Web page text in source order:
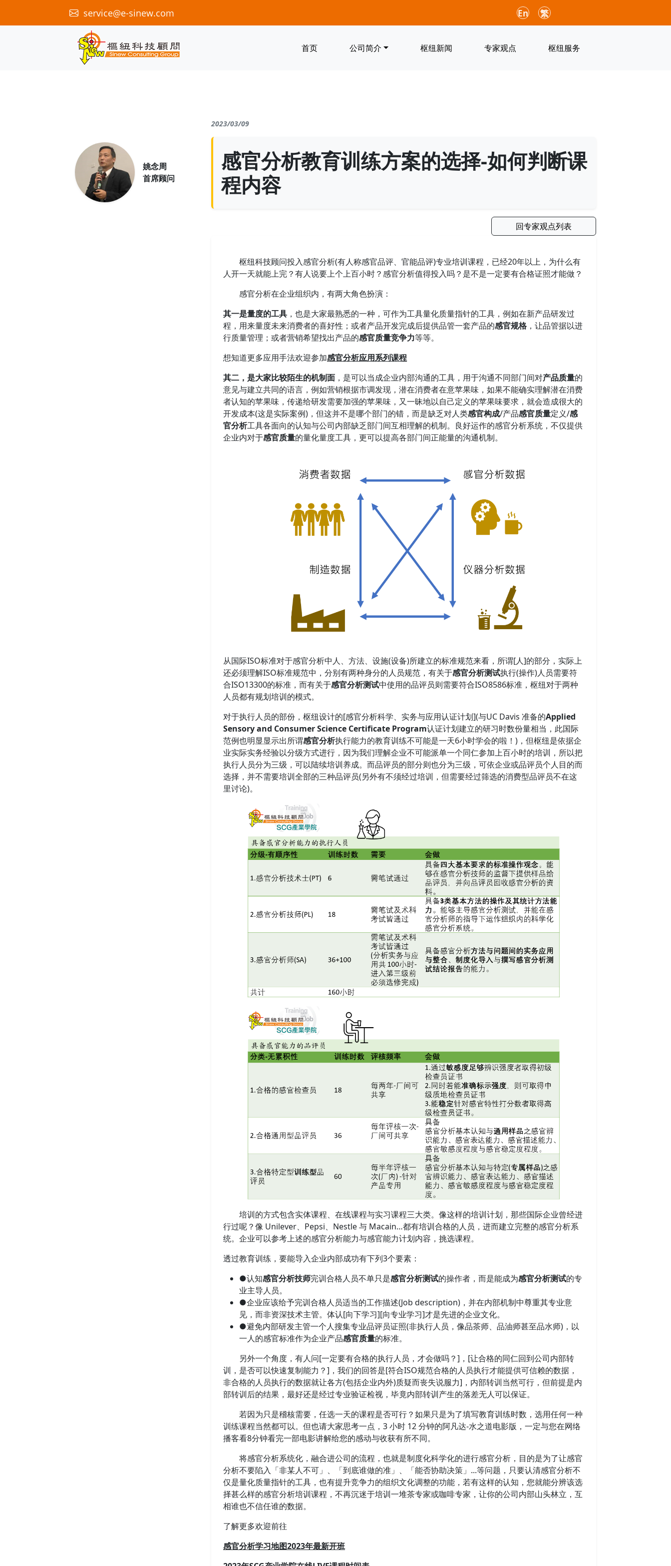
service@e-sinew.com En 繁
首页 公司简介 枢纽新闻 专家观点 枢纽服务
姚念周
首席顾问
2023/03/09
感官分析教育训练方案的选择-如何判断课
程内容
回专家观点列表
枢纽科技顾问投入感官分析(有人称感官品评、官能品评)专业培训课程，已经20年以上，为什么有
人开一天就能上完？有人说要上个上百小时？感官分析值得投入吗？是不是一定要有合格证照才能做？
感官分析在企业组织内，有两大角色扮演：
其一是量度的工具 ，也是大家最熟悉的一种，可作为工具量化质量指针的工具，例如在新产品研发过
程，用来量度未来消费者的喜好性；或者产品开发完成后提供品管一套产品的感官规格 ，让品管据以进
行质量管理；或者营销希望找出产品的感官质量竞争力等等。
想知道更多应用手法欢迎参加感官分析应用系列课程
其二，是大家比较陌生的机制面 ，是可以当成企业内部沟通的工具，用于沟通不同部门间对产品质量的
意见与建立共同的语言，例如营销根据市调发现，潜在消费者在意苹果味，如果不能确实理解潜在消费
者认知的苹果味，传递给研发需要加强的苹果味，又一昧地以自己定义的苹果味要求，就会造成很大的
开发成本(这是实际案例)，但这并不是哪个部门的错，而是缺乏对人类感官构成/产品感官质量定义/感
官分析工具各面向的认知与公司内部缺乏部门间互相理解的机制。良好运作的感官分析系统，不仅提供
企业内对于感官质量的量化量度工具，更可以提高各部门间正能量的沟通机制。
从国际ISO标准对于感官分析中人、方法、设施(设备)所建立的标准规范来看，所谓[人]的部分，实际上
还必须理解ISO标准规范中，分别有两种身分的人员规范，有关于感官分析测试执行(操作)人员需要符
合ISO13300的标准，而有关于感官分析测试中使用的品评员则需要符合ISO8586标准，枢纽对于两种
人员都有规划培训的模式。
对于执行人员的部份，枢纽设计的[感官分析科学、实务与应用认证计划](与UC Davis 准备的Applied
Sensory and Consumer Science Certificate Program认证计划建立的研习时数份量相当，此国际
范例也明显显示出所谓感官分析执行能力的教育训练不可能是一天6小时学会的啦！)，但枢纽是依据企
业实际实务经验以分级方式进行，因为我们理解企业不可能派单一个同仁参加上百小时的培训，所以把
执行人员分为三级，可以陆续培训养成。而品评员的部分则也分为三级，可依企业或品评员个人目的而
选择，并不需要培训全部的三种品评员(另外有不须经过培训，但需要经过筛选的消费型品评员不在这
里讨论)。
培训的方式包含实体课程、在线课程与实习课程三大类。像这样的培训计划，那些国际企业曾经进
行过呢？像 Unilever、Pepsi、Nestle 与 Macain…都有培训合格的人员，进而建立完整的感官分析系
统。企业可以参考上述的感官分析能力与感官能力计划内容，挑选课程。
透过教育训练，要能导入企业内部成功有下列3个要素：
●认知感官分析技师完训合格人员不单只是感官分析测试的操作者，而是能成为感官分析测试的专
业主导人员。
●企业应该给予完训合格人员适当的工作描述(Job description)，并在内部机制中尊重其专业意
见，而非资深技术主管。体认[向下学习][向专业学习]才是先进的企业文化。
●避免内部研发主管一个人搜集专业品评员证照(非执行人员，像品茶师、品油师甚至品水师)，以
一人的感官标准作为企业产品感官质量的标准。
另外一个角度，有人问[一定要有合格的执行人员，才会做吗？]，[让合格的同仁回到公司内部转
训，是否可以快速复制能力？]，我们的回答是[符合ISO规范合格的人员执行才能提供可信赖的数据，
非合格的人员执行的数据就让各方(包括企业内外)质疑而丧失说服力]，内部转训当然可行，但前提是内
部转训后的结果，最好还是经过专业验证检视，毕竟内部转训产生的落差无人可以保证。
若因为只是稽核需要，任选一天的课程是否可行？如果只是为了填写教育训练时数，选用任何一种
训练课程当然都可以。但也请大家思考一点，3 小时 12 分钟的阿凡达-水之道电影版，一定与您在网络
播客看8分钟看完一部电影讲解给您的感动与收获有所不同。
将感官分析系统化，融合进公司的流程，也就是制度化科学化的进行感官分析，目的是为了让感官
分析不要陷入「非某人不可」、「到底谁做的准」、「能否协助决策」...等问题，只要认清感官分析不
仅是量化质量指针的工具，也有提升竞争力的组织文化调整的功能，若有这样的认知，您就能分辨该选
择甚么样的感官分析培训课程，不再沉迷于培训一堆茶专家或咖啡专家，让你的公司内部山头林立，互
相谁也不信任谁的数据。
了解更多欢迎前往
感官分析学习地图2023年最新开班